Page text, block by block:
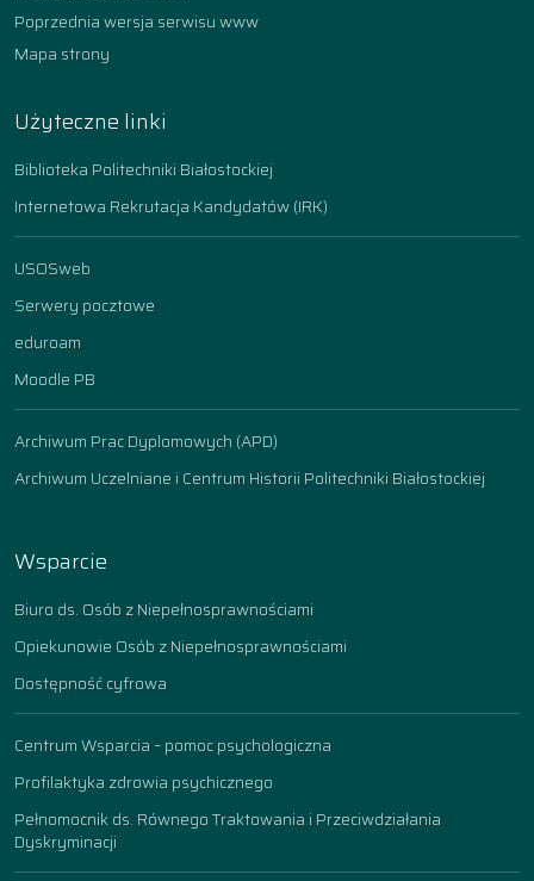
Poprzednia wersja serwisu www
Mapa strony
Użyteczne linki
Biblioteka Politechniki Białostockiej
Internetowa Rekrutacja Kandydatów (IRK)
USOSweb
Serwery pocztowe
eduroam
Moodle PB
Archiwum Prac Dyplomowych (APD)
Archiwum Uczelniane i Centrum Historii Politechniki Białostockiej
Wsparcie
Biuro ds. Osób z Niepełnosprawnościami
Opiekunowie Osób z Niepełnosprawnościami
Dostępność cyfrowa
Centrum Wsparcia – pomoc psychologiczna
Profilaktyka zdrowia psychicznego
Pełnomocnik ds. Równego Traktowania i Przeciwdziałania
Dyskryminacji